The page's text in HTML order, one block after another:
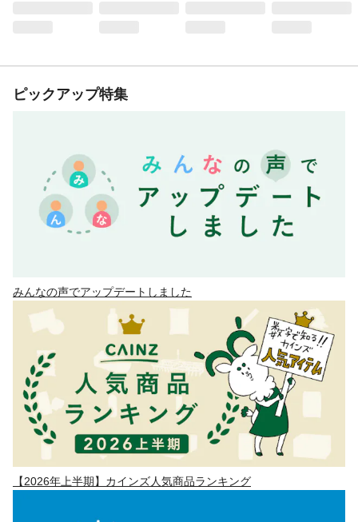
ピックアップ特集
みんなの声でアップデートしました
【2026年上半期】カインズ人気商品ランキング